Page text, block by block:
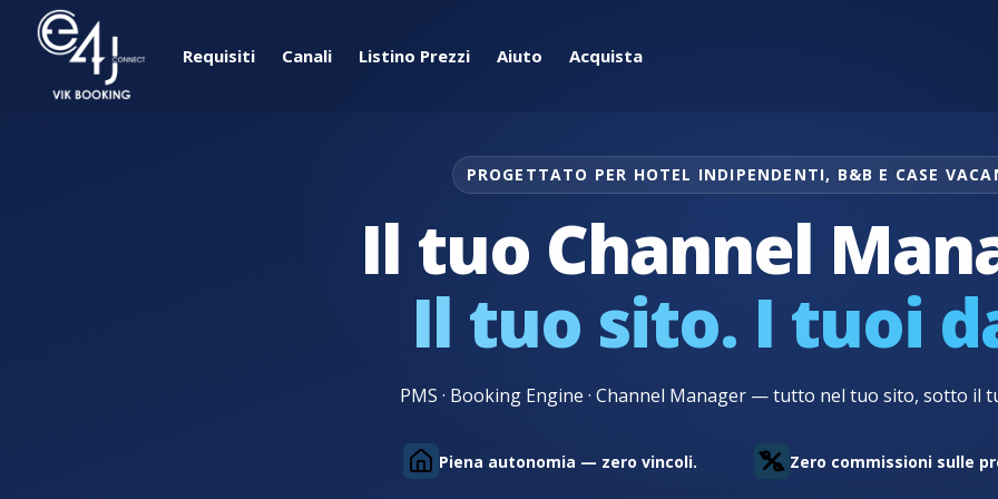
Requisiti Canali Listino Prezzi Aiuto Acquista
PROGETTATO PER HOTEL INDIPENDENTI, B&B E CASE
Hotel, B&B e Case
Il tuo Channel
Il tuo sito. I tuoi
PMS · Booking Engine · Channel Manager — tutto nel tuo sito, sotto il
Piena autonomia — zero vincoli. Zero commissioni sulle